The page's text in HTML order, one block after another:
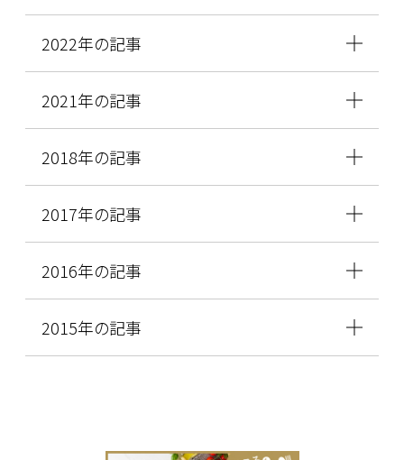
2022年の記事
2021年の記事
2018年の記事
2017年の記事
2016年の記事
2015年の記事